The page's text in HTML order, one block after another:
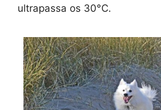
ultrapassa os 30°C.